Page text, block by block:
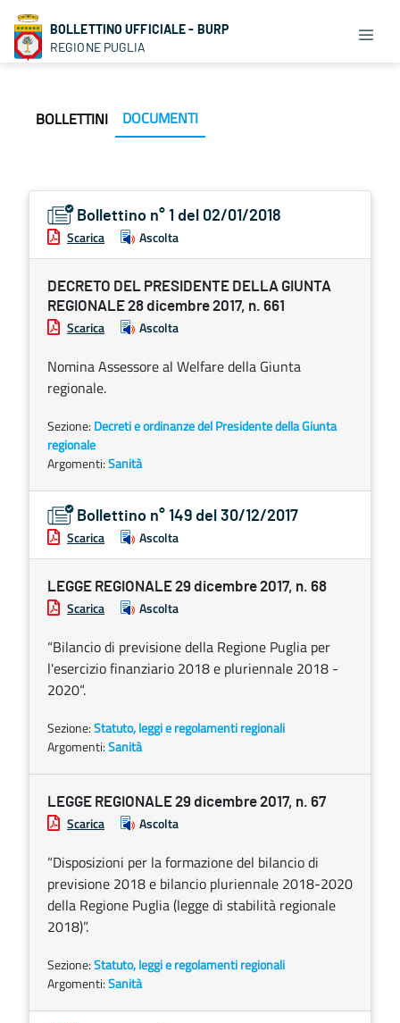
BOLLETTINO UFFICIALE - BURP
REGIONE PUGLIA
BOLLETTINI DOCUMENTI
Bollettino n° 1 del 02/01/2018
Scarica Ascolta
DECRETO DEL PRESIDENTE DELLA GIUNTA
REGIONALE 28 dicembre 2017, n. 661
Scarica Ascolta
Nomina Assessore al Welfare della Giunta
regionale.
Sezione: Decreti e ordinanze del Presidente della Giunta
regionale
Argomenti:Sanità
Bollettino n° 149 del 30/12/2017
Scarica Ascolta
LEGGE REGIONALE 29 dicembre 2017, n. 68
Scarica Ascolta
“Bilancio di previsione della Regione Puglia per
l'esercizio finanziario 2018 e pluriennale 2018 -
2020“.
Sezione:Statuto, leggi e regolamenti regionali
Argomenti:Sanità
LEGGE REGIONALE 29 dicembre 2017, n. 67
Scarica Ascolta
“Disposizioni per la formazione del bilancio di
previsione 2018 e bilancio pluriennale 2018-2020
della Regione Puglia (legge di stabilità regionale
2018)”.
Sezione:Statuto, leggi e regolamenti regionali
Argomenti:Sanità